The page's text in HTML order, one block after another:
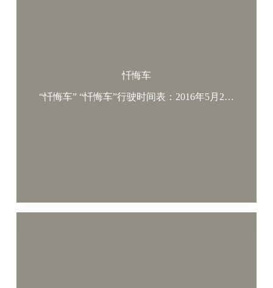
忏悔车
“忏悔车” “忏悔车”行驶时间表：2016年5月2…